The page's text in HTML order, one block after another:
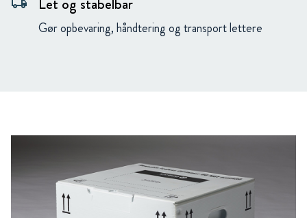
Gør opbevaring, håndtering og transport lettere